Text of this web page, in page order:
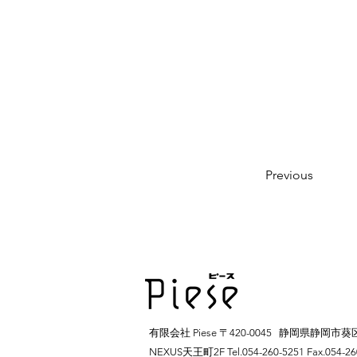
Previous
有限会社 Piese 〒420-0045 静岡県静岡市
NEXUS天王町2F Tel.054-260-5251 Fax.054-